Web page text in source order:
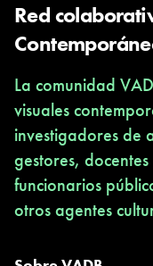
Red
La comunidad
visuales
investigadores de
gestores,
funcionarios
otros agentes